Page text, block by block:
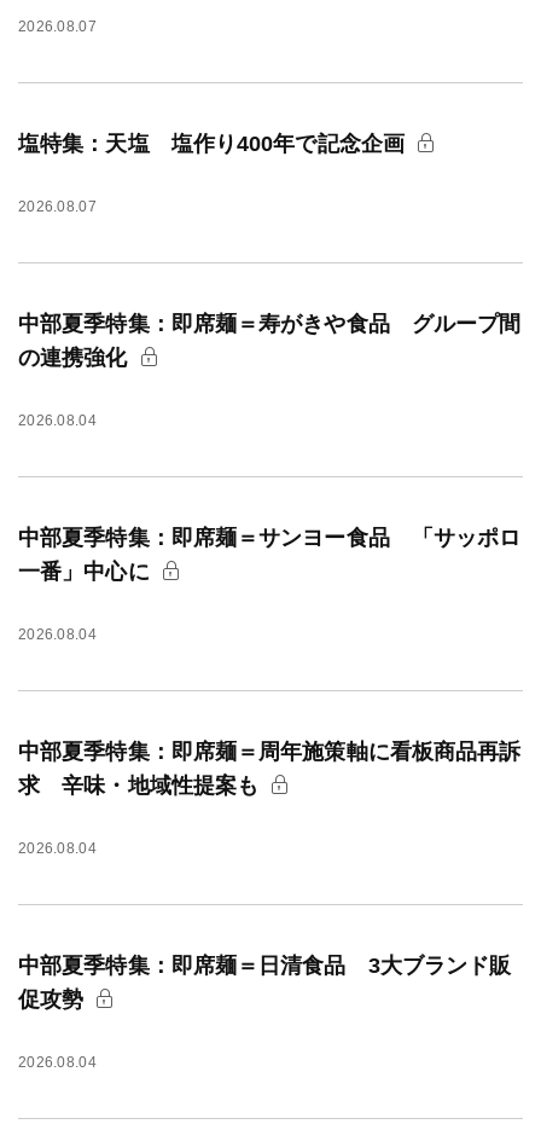
2026.08.07
塩特集：天塩 塩作り400年で記念企画
2026.08.07
中部夏季特集：即席麺＝寿がきや食品 グループ間
の連携強化
2026.08.04
中部夏季特集：即席麺＝サンヨー食品 「サッポロ
一番」中心に
2026.08.04
中部夏季特集：即席麺＝周年施策軸に看板商品再訴
求 辛味・地域性提案も
2026.08.04
中部夏季特集：即席麺＝日清食品 3大ブランド販
促攻勢
2026.08.04